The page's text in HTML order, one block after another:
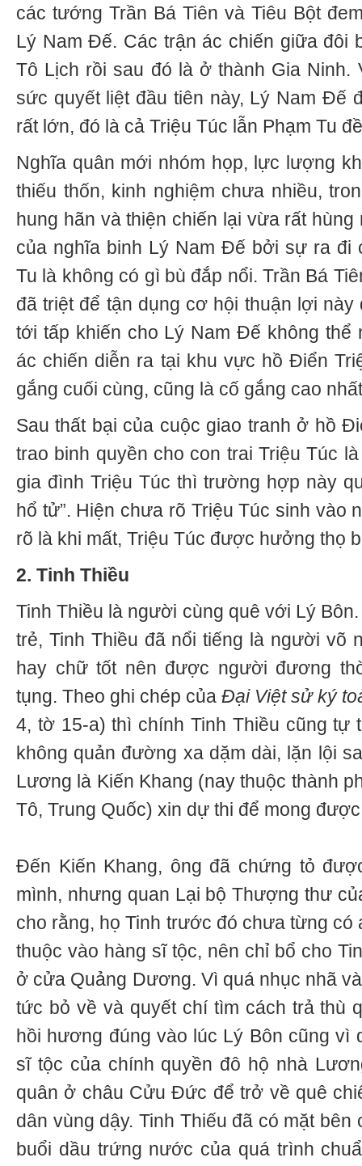
các tướng Trần Bá Tiên và Tiêu Bột
Lý Nam Đế. Các trận ác chiến giữa đôi
Tô Lịch rồi sau đó là ở thành Gia Ninh.
sức quyết liệt đầu tiên này, Lý Nam Đế
rất lớn, đó là cả Triệu Túc lẫn Phạm Tu
Nghĩa quân mới nhóm họp, lực lượng
thiếu thốn, kinh nghiệm chưa nhiều,
hung hãn và thiện chiến lại vừa rất hùng
của nghĩa binh Lý Nam Đế bởi sự ra đi
Tu là không có gì bù đắp nổi. Trần Bá
đã triệt để tận dụng cơ hội thuận lợi
tới tấp khiến cho Lý Nam Đế không thể
ác chiến diễn ra tại khu vực hồ Điển
gắng cuối cùng, cũng là cố gắng cao
Sau thất bại của cuộc giao tranh ở hồ
trao binh quyền cho con trai Triệu Túc
gia đình Triệu Túc thì trường hợp này
hổ tử”. Hiện chưa rõ Triệu Túc sinh vào
rõ là khi mất, Triệu Túc được hưởng thọ
2. Tinh Thiều
Tinh Thiều là người cùng quê với Lý
trẻ, Tinh Thiều đã nổi tiếng là người võ
hay chữ tốt nên được người đương
tụng. Theo ghi chép củaĐại Việt sử ký
4, tờ 15-a) thì chính Tinh Thiều cũng tự
không quản đường xa dặm dài, lặn lội
Lương là Kiến Khang (nay thuộc thành
Tô, Trung Quốc) xin dự thi để mong
Đến Kiến Khang, ông đã chứng tỏ
mình, nhưng quan Lại bộ Thượng thư
cho rằng, họ Tinh trước đó chưa từng có
thuộc vào hàng sĩ tộc, nên chỉ bổ cho
ở cửa Quảng Dương. Vì quá nhục nhã
tức bỏ về và quyết chí tìm cách trả thù
hồi hương đúng vào lúc Lý Bôn cũng vì
sĩ tộc của chính quyền đô hộ nhà
quân ở châu Cửu Đức để trở về quê
dân vùng dậy. Tinh Thiếu đã có mặt bên
buổi dầu trứng nước của quá trình